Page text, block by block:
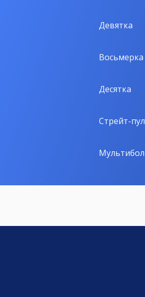
Девятка
Восьмерка
Десятка
Стрейт-пул
Мультибол